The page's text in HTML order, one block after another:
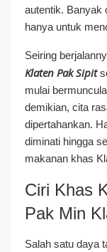
autentik. Banyak
hanya untuk
Seiring
Klaten Pak Sipit
mulai
demikian, cita
dipertahankan.
diminati hingga
makanan khas
Ciri Khas
Pak Min
Salah satu daya